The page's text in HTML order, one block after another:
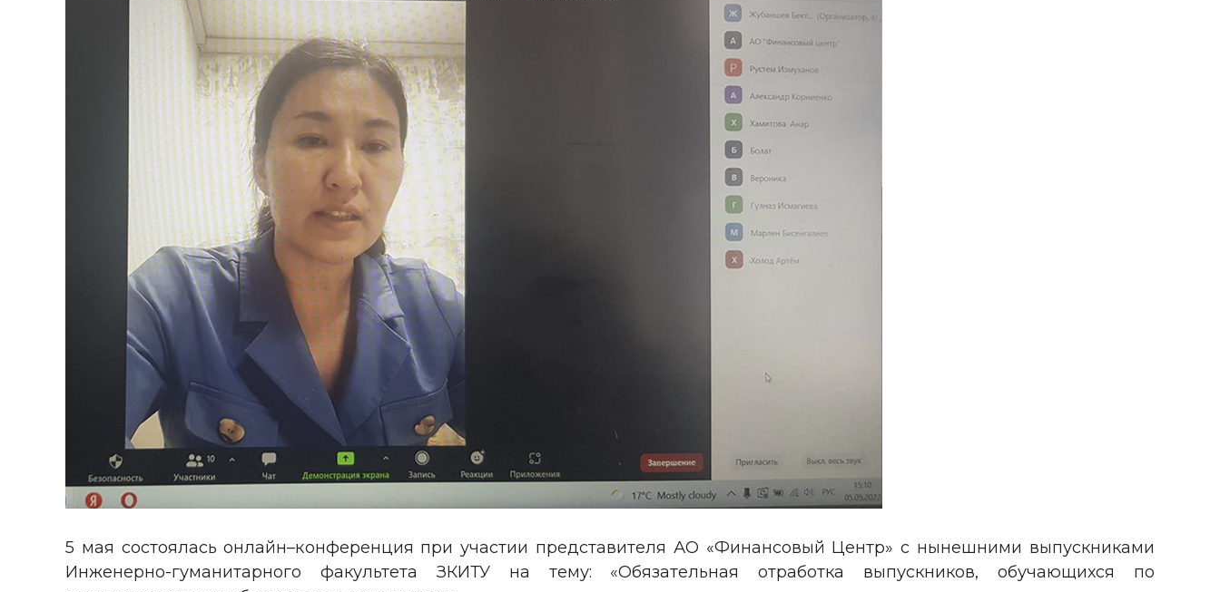
5 мая состоялась онлайн–конференция при участии представителя АО «Финансовый Центр» с нынешними выпускниками
Инженерно-гуманитарного факультета ЗКИТУ на тему: «Обязательная отработка выпускников, обучающихся по